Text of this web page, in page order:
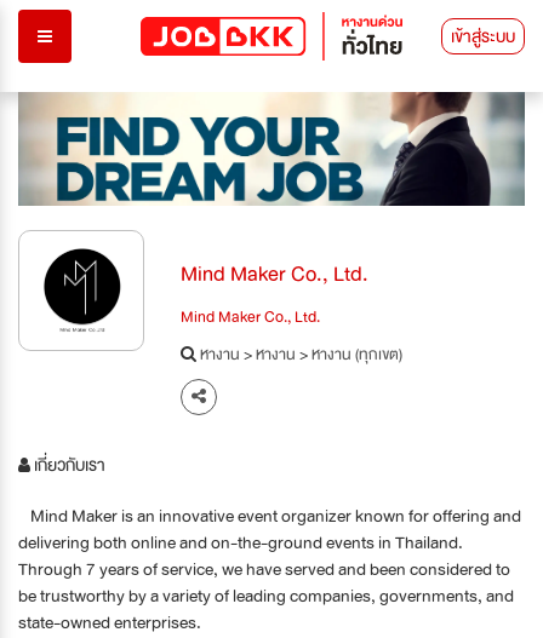
เข้าสู่ระบบ
Mind Maker Co., Ltd.
Mind Maker Co., Ltd.
หางาน>หางาน>หางาน (ทุกเขต)
เกี่ยวกับเรา
Mind Maker is an innovative event organizer known for offering and
delivering both online and on-the-ground events in Thailand.
Through 7 years of service, we have served and been considered to
be trustworthy by a variety of leading companies, governments, and
state-owned enterprises.